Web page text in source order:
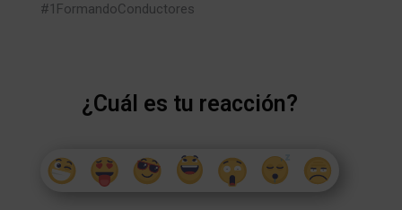
#1FormandoConductores
¿Cuál es tu reacción?